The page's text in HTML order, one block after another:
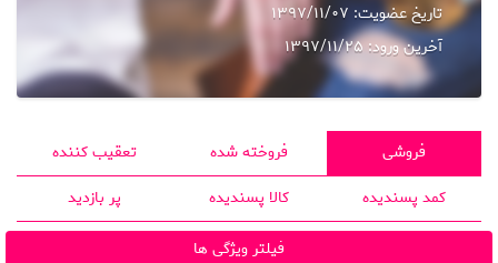
تاریخ عضویت: 1397/11/07
آخرین ورود: 1397/11/25
فروشی فروخته شده
تعقیب کننده
کمد پسندیده
کالا پسندیده
پر بازدید
فیلتر ویژگی ها